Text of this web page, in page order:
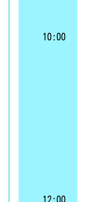
10:00
12:00